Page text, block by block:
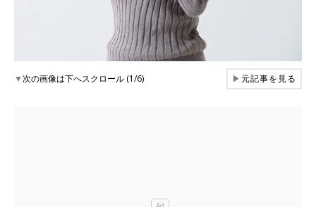
▼次の画像は下へスクロール (1/6) ▶元記事を見る